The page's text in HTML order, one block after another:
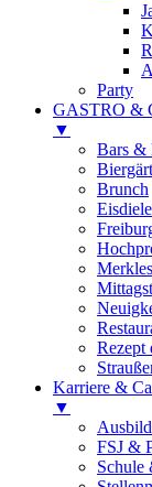
Party
GASTRO &
▼
Bars &
Brunch
Rezept
Karriere &
▼
FSJ &
Schule